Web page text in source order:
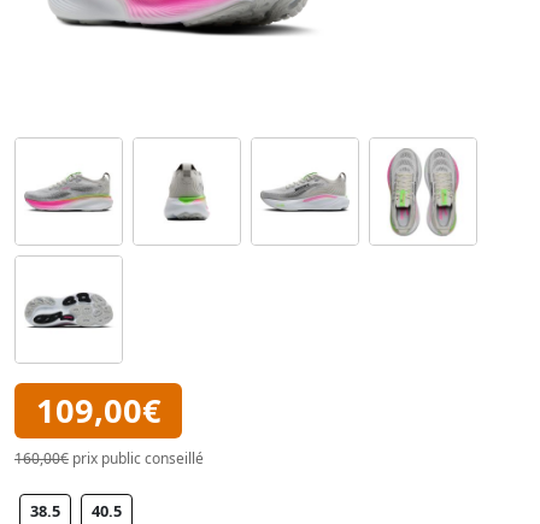
109,00€
160,00€ prix public conseillé
38.5 40.5